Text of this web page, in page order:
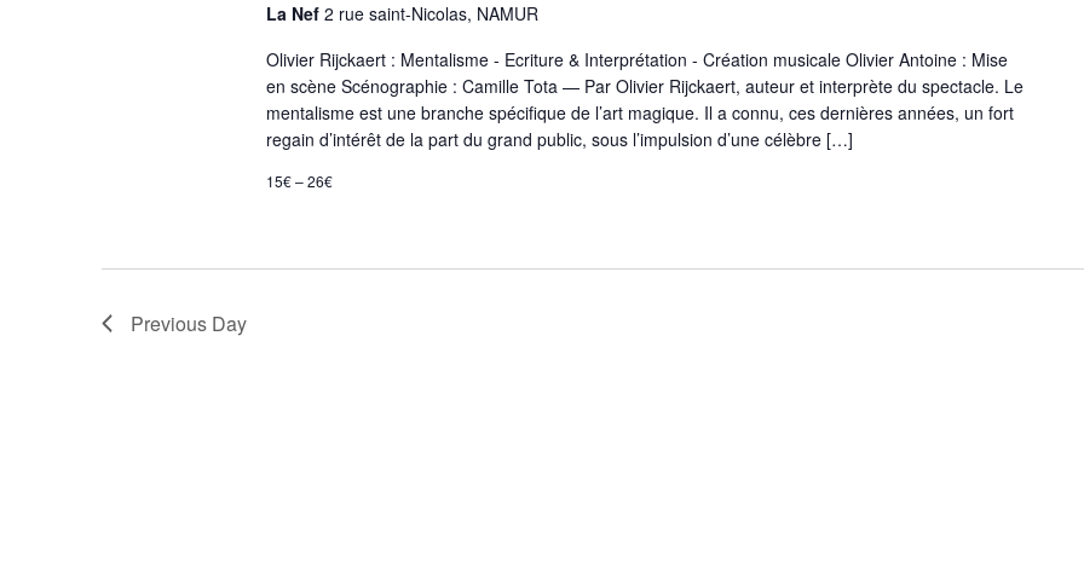
La Nef 2 rue saint-Nicolas, NAMUR
Olivier Rijckaert : Mentalisme - Ecriture & Interprétation - Création musicale Olivier Antoine : Mise
en scène Scénographie : Camille Tota — Par Olivier Rijckaert, auteur et interprète du spectacle. Le
mentalisme est une branche spécifique de l’art magique. Il a connu, ces dernières années, un fort
regain d’intérêt de la part du grand public, sous l’impulsion d’une célèbre […]
15€ – 26€
Previous Day